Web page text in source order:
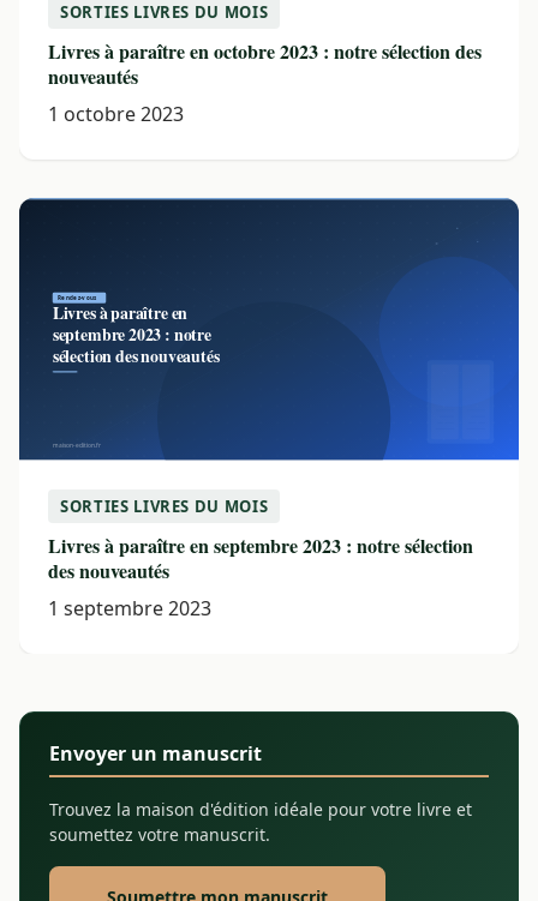
SORTIES LIVRES DU MOIS
Livres à paraître en octobre 2023 : notre sélection des
nouveautés
1 octobre 2023
SORTIES LIVRES DU MOIS
Livres à paraître en septembre 2023 : notre sélection
des nouveautés
1 septembre 2023
Envoyer un manuscrit
Trouvez la maison d'édition idéale pour votre livre et
soumettez votre manuscrit.
Soumettre mon manuscrit